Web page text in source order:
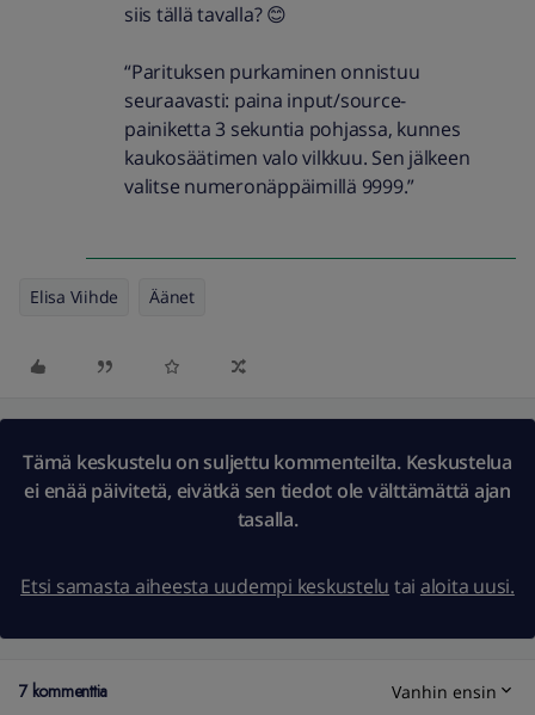
siis tällä tavalla? 😊
“Parituksen purkaminen onnistuu
seuraavasti: paina input/source-
painiketta 3 sekuntia pohjassa, kunnes
kaukosäätimen valo vilkkuu. Sen jälkeen
valitse numeronäppäimillä 9999.”
Elisa Viihde Äänet
Tämä keskustelu on suljettu kommenteilta. Keskustelua
ei enää päivitetä, eivätkä sen tiedot ole välttämättä ajan
tasalla.
Etsi samasta aiheesta uudempi keskustelu tai aloita uusi.
7 kommenttia Vanhin ensin